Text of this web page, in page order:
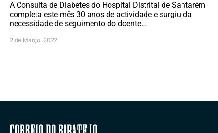
A Consulta de Diabetes do Hospital Distrital de Santarém
completa este mês 30 anos de actividade e surgiu da
necessidade de seguimento do doente…
2 de Março, 2022